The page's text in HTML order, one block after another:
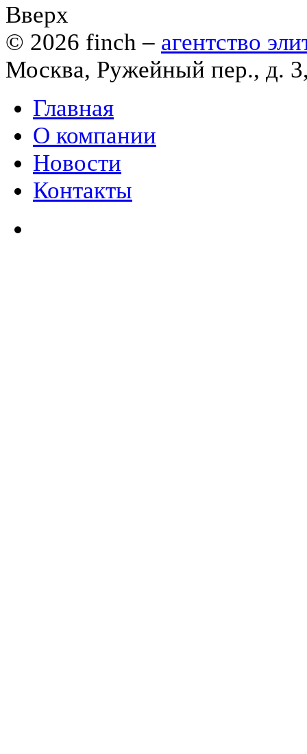
Вверх
© 2026 finch – агентство
Москва, Ружейный пер., д.
Главная
О компании
Новости
Контакты